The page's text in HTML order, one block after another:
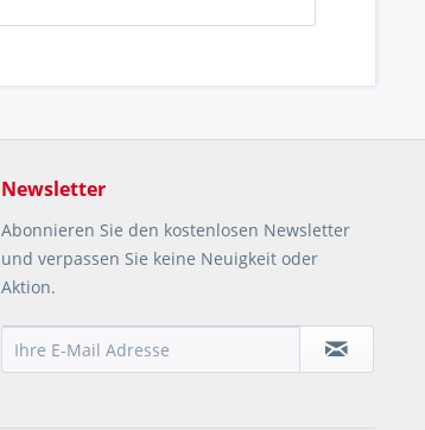
Newsletter
Abonnieren Sie den kostenlosen Newsletter
und verpassen Sie keine Neuigkeit oder
Aktion.